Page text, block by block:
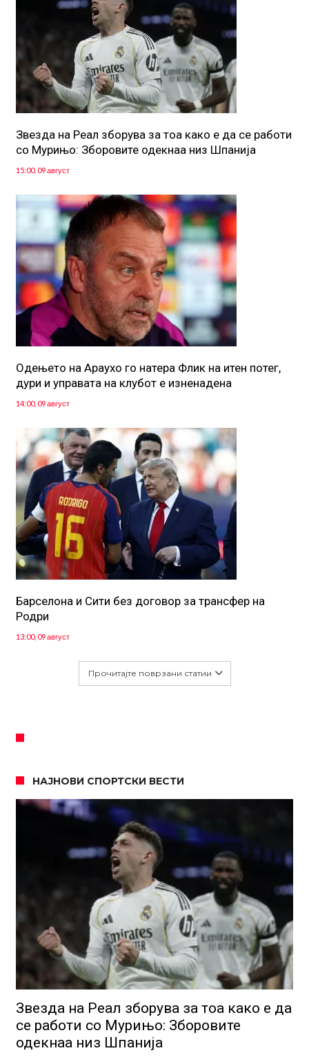
Звезда на Реал зборува за тоа како е да се работи
со Мурињо: Зборовите одекнаа низ Шпанија
15:00, 09 август
Одењето на Араухо го натера Флик на итен потег,
дури и управата на клубот е изненадена
14:00, 09 август
Барселона и Сити без договор за трансфер на
Родри
13:00, 09 август
Прочитајте поврзани статии
НАЈНОВИ СПОРТСКИ ВЕСТИ
Звезда на Реал зборува за тоа како е да
се работи со Мурињо: Зборовите
одекнаа низ Шпанија